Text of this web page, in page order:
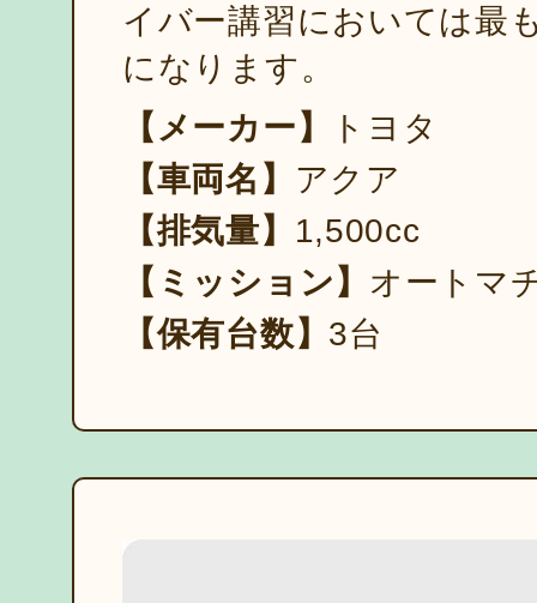
イバー講習においては最
になります。
【メーカー】
トヨタ
【車両名】 アクア
【排気量】 1,500cc
【ミッション】 オートマ
【保有台数】 3台